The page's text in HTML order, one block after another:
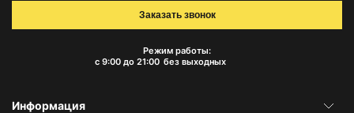
Режим работы:
с 9:00 до 21:00 без выходных
Заказать звонок
Информация